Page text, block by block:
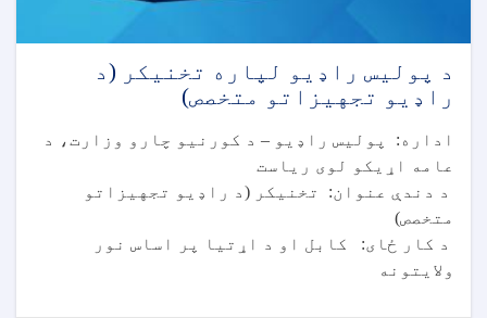
د پولیس راډیو لپاره تخنیکر (د
راډیو تجهیزاتو متخصص)
اداره: پولیس راډیو – د کورنیو چارو وزارت، د
عامه اړیکو لوی ریاست
د دندې عنوان: تخنیکر (د راډیو تجهیزاتو
متخصص)
د کار ځای: کابل او د اړتیا پر اساس نور
ولایتونه